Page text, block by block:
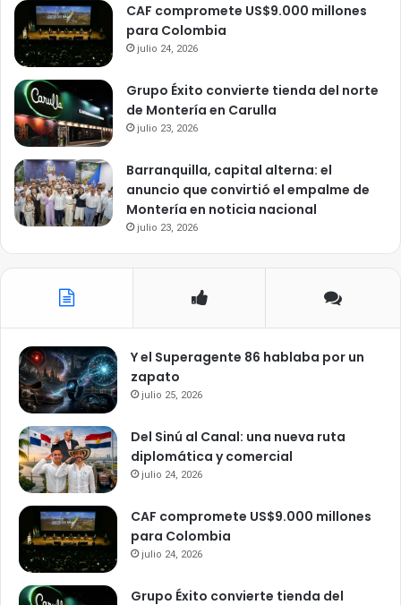
CAF compromete US$9.000 millones
para Colombia
julio 24, 2026
Grupo Éxito convierte tienda del norte
de Montería en Carulla
julio 23, 2026
Barranquilla, capital alterna: el
anuncio que convirtió el empalme de
Montería en noticia nacional
julio 23, 2026
Y el Superagente 86 hablaba por un
zapato
julio 25, 2026
Del Sinú al Canal: una nueva ruta
diplomática y comercial
julio 24, 2026
CAF compromete US$9.000 millones
para Colombia
julio 24, 2026
Grupo Éxito convierte tienda del